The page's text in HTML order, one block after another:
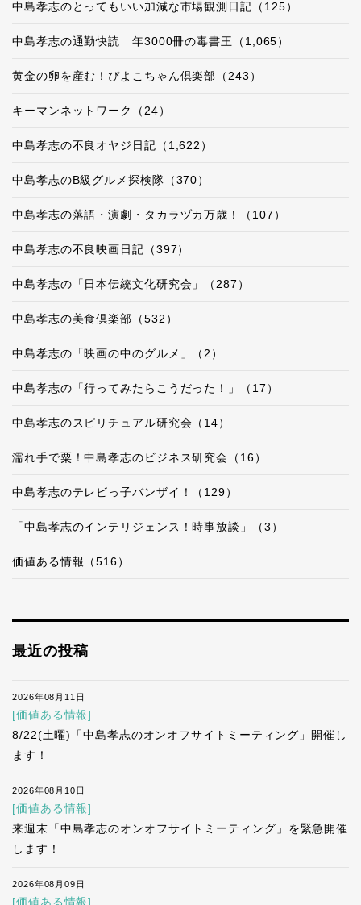
中島孝志のとってもいい加減な市場観測日記（125）
中島孝志の通勤快読 年3000冊の毒書王（1,065）
黄金の卵を産む！ぴよこちゃん倶楽部（243）
キーマンネットワーク（24）
中島孝志の不良オヤジ日記（1,622）
中島孝志のB級グルメ探検隊（370）
中島孝志の落語・演劇・タカラヅカ万歳！（107）
中島孝志の不良映画日記（397）
中島孝志の「日本伝統文化研究会」（287）
中島孝志の美食倶楽部（532）
中島孝志の「映画の中のグルメ」（2）
中島孝志の「行ってみたらこうだった！」（17）
中島孝志のスピリチュアル研究会（14）
濡れ手で粟！中島孝志のビジネス研究会（16）
中島孝志のテレビっ子バンザイ！（129）
「中島孝志のインテリジェンス！時事放談」（3）
価値ある情報（516）
最近の投稿
2026年08月11日
[価値ある情報]
8/22(土曜)「中島孝志のオンオフサイトミーティング」開催し
ます！
2026年08月10日
[価値ある情報]
来週末「中島孝志のオンオフサイトミーティング」を緊急開催
します！
2026年08月09日
[価値ある情報]